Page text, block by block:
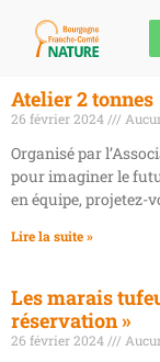
Atelier 2 tonnes
26 février 2024
Organisé par
pour imaginer le
en équipe, projetez-
Lire la suite »
Les marais
réservation »
26 février 2024